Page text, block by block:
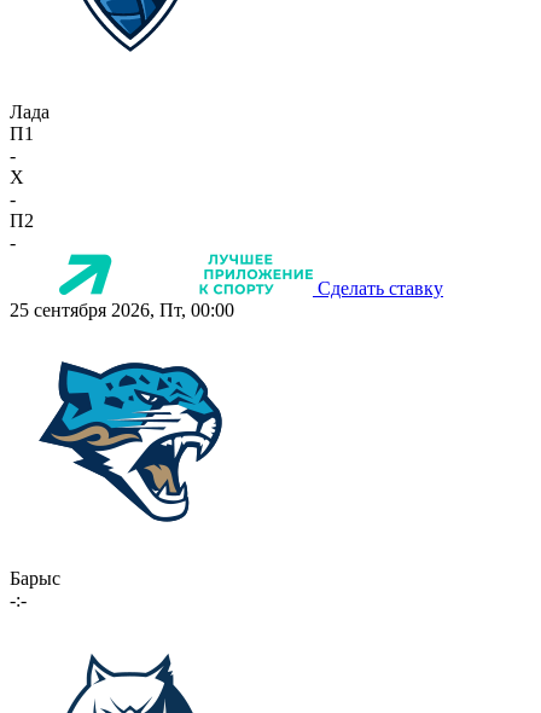
Лада
П1
-
X
-
П2
-
Сделать ставку
25 сентября 2026, Пт, 00:00
Барыс
-:-